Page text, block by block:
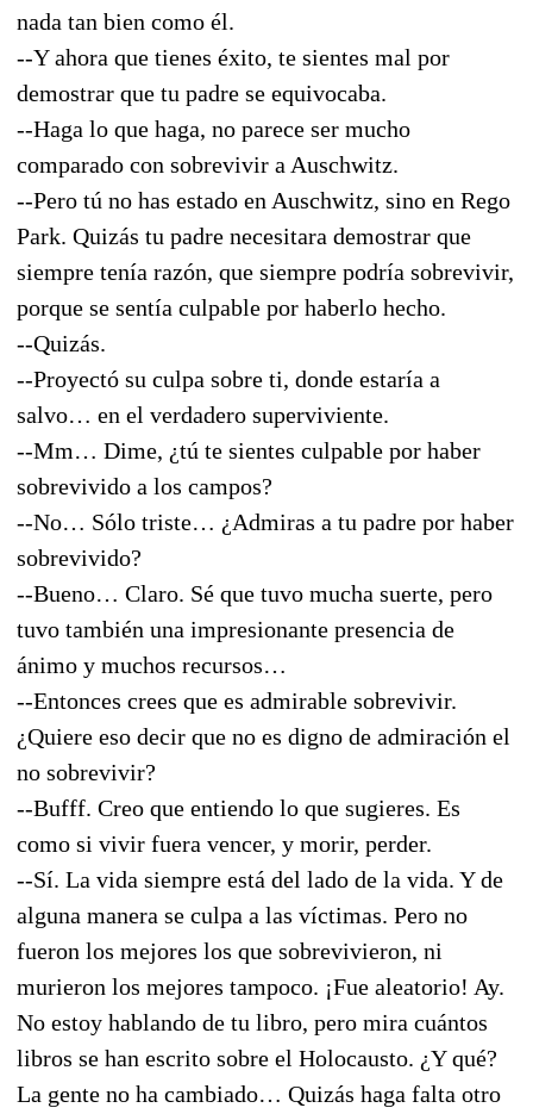
nada tan bien como él.
--Y ahora que tienes éxito, te sientes mal por
demostrar que tu padre se equivocaba.
--Haga lo que haga, no parece ser mucho
comparado con sobrevivir a Auschwitz.
--Pero tú no has estado en Auschwitz, sino en Rego
Park. Quizás tu padre necesitara demostrar que
siempre tenía razón, que siempre podría sobrevivir,
porque se sentía culpable por haberlo hecho.
--Quizás.
--Proyectó su culpa sobre ti, donde estaría a
salvo… en el verdadero superviviente.
--Mm… Dime, ¿tú te sientes culpable por haber
sobrevivido a los campos?
--No… Sólo triste… ¿Admiras a tu padre por haber
sobrevivido?
--Bueno… Claro. Sé que tuvo mucha suerte, pero
tuvo también una impresionante presencia de
ánimo y muchos recursos…
--Entonces crees que es admirable sobrevivir.
¿Quiere eso decir que no es digno de admiración el
no sobrevivir?
--Bufff. Creo que entiendo lo que sugieres. Es
como si vivir fuera vencer, y morir, perder.
--Sí. La vida siempre está del lado de la vida. Y de
alguna manera se culpa a las víctimas. Pero no
fueron los mejores los que sobrevivieron, ni
murieron los mejores tampoco. ¡Fue aleatorio! Ay.
No estoy hablando de tu libro, pero mira cuántos
libros se han escrito sobre el Holocausto. ¿Y qué?
La gente no ha cambiado… Quizás haga falta otro